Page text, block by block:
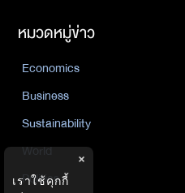
หมวดหมู่ข่าว
Economics
Business
Sustainability
World
Politics
×
เราใช้คุกกี้